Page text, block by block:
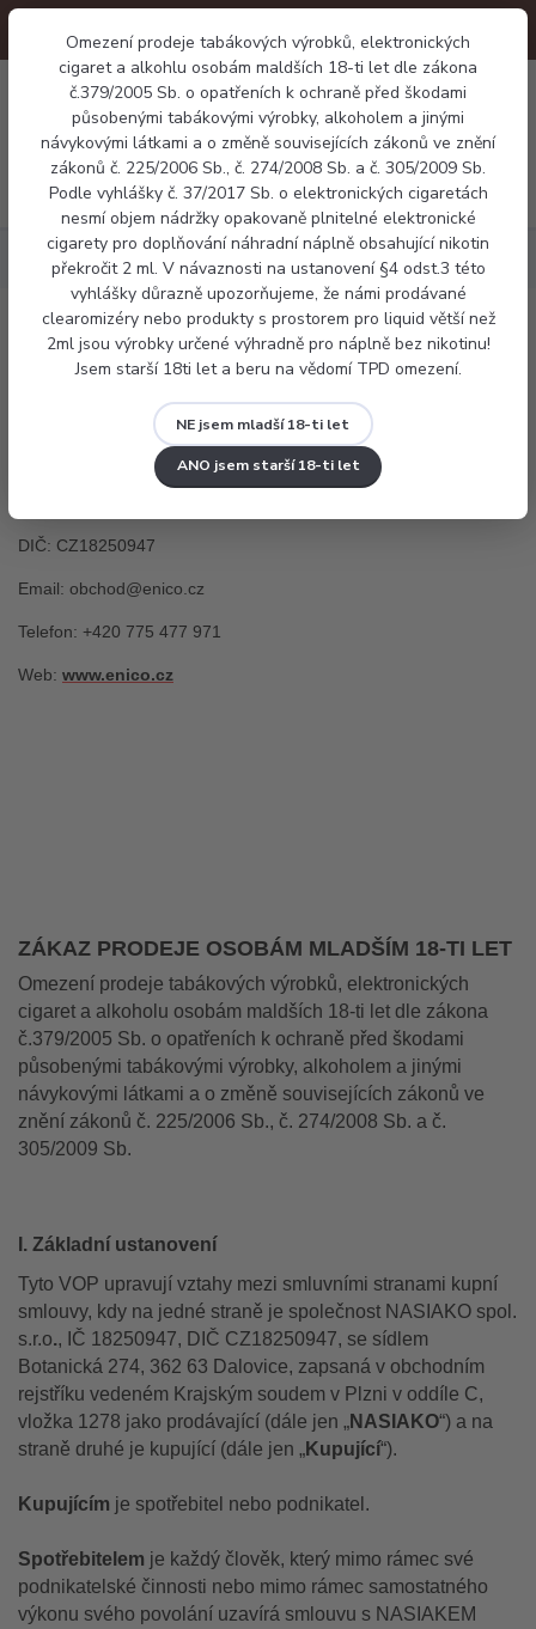
Omezení prodeje tabákových výrobků, elektronických
cigaret a alkohlu osobám maldších 18-ti let dle zákona
č.379/2005 Sb. o opatřeních k ochraně před škodami
působenými tabákovými výrobky, alkoholem a jinými
návykovými látkami a o změně souvisejících zákonů ve znění
zákonů č. 225/2006 Sb., č. 274/2008 Sb. a č. 305/2009 Sb.
Podle vyhlášky č. 37/2017 Sb. o elektronických cigaretách
nesmí objem nádržky opakovaně plnitelné elektronické
cigarety pro doplňování náhradní náplně obsahující nikotin
překročit 2 ml. V návaznosti na ustanovení §4 odst.3 této
vyhlášky důrazně upozorňujeme, že námi prodávané
clearomizéry nebo produkty s prostorem pro liquid větší než
2ml jsou výrobky určené výhradně pro náplně bez nikotinu!
Jsem starší 18ti let a beru na vědomí TPD omezení.
NE jsem mladší 18-ti let
ANO jsem starší 18-ti let
Menu
0 Kč
OBCHODNÍ PODMÍNKY
OBCHODNÍ PODMÍNKY
Duy Nhat Nguyen NASIAKO spol. s.r.o.
Se sídlem: Botanická 274, 362 63 Dalovice
DIČ: CZ18250947
Email: obchod@enico.cz
Telefon: +420 775 477 971
Web: www.enico.cz
ZÁKAZ PRODEJE OSOBÁM MLADŠÍM 18-TI LET
Omezení prodeje tabákových výrobků, elektronických
cigaret a alkoholu osobám maldších 18-ti let dle zákona
č.379/2005 Sb. o opatřeních k ochraně před škodami
působenými tabákovými výrobky, alkoholem a jinými
návykovými látkami a o změně souvisejících zákonů ve
znění zákonů č. 225/2006 Sb., č. 274/2008 Sb. a č.
305/2009 Sb.
I. Základní ustanovení
Tyto VOP upravují vztahy mezi smluvními stranami kupní
smlouvy, kdy na jedné straně je společnost NASIAKO spol.
s.r.o., IČ 18250947, DIČ CZ18250947, se sídlem
Botanická 274, 362 63 Dalovice, zapsaná v obchodním
rejstříku vedeném Krajským soudem v Plzni v oddíle C,
vložka 1278 jako prodávající (dále jen „NASIAKO“) a na
straně druhé je kupující (dále jen „Kupující“).
Kupujícím je spotřebitel nebo podnikatel.
Spotřebitelem je každý člověk, který mimo rámec své
podnikatelské činnosti nebo mimo rámec samostatného
výkonu svého povolání uzavírá smlouvu s NASIAKEM